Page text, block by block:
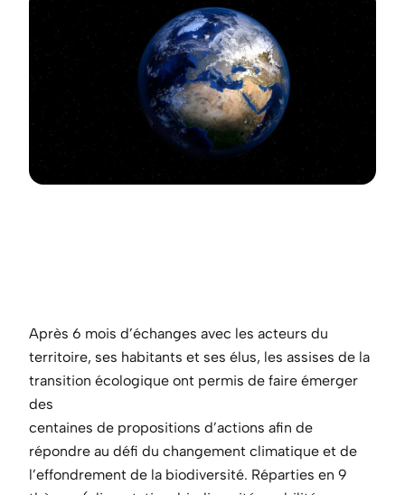
Après 6 mois d’échanges avec les acteurs du
territoire, ses habitants et ses élus, les assises de la
transition écologique ont permis de faire émerger
des
centaines de propositions d’actions afin de
répondre au défi du changement climatique et de
l’effondrement de la biodiversité. Réparties en 9